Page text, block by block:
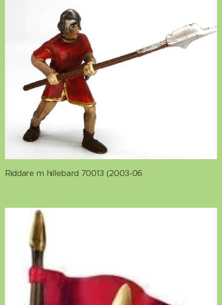
Riddare m hillebard 70013 (2003-06